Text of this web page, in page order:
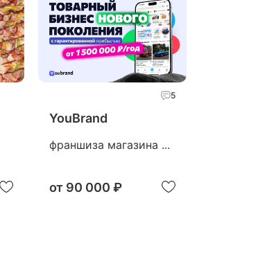
5
YouBrand
франшиза магазина ...
от 90 000 ₽